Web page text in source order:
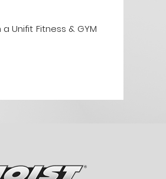
Unifit Fitness & GYM